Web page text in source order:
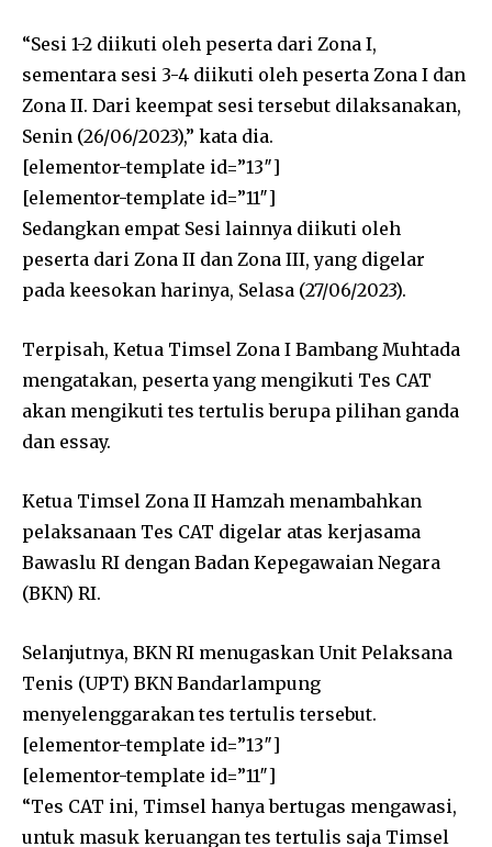
“Sesi 1-2 diikuti oleh peserta dari Zona I,
sementara sesi 3-4 diikuti oleh peserta Zona I dan
Zona II. Dari keempat sesi tersebut dilaksanakan,
Senin (26/06/2023),” kata dia.
[elementor-template id=”13″]
[elementor-template id=”11″]
Sedangkan empat Sesi lainnya diikuti oleh
peserta dari Zona II dan Zona III, yang digelar
pada keesokan harinya, Selasa (27/06/2023).
Terpisah, Ketua Timsel Zona I Bambang Muhtada
mengatakan, peserta yang mengikuti Tes CAT
akan mengikuti tes tertulis berupa pilihan ganda
dan essay.
Ketua Timsel Zona II Hamzah menambahkan
pelaksanaan Tes CAT digelar atas kerjasama
Bawaslu RI dengan Badan Kepegawaian Negara
(BKN) RI.
Selanjutnya, BKN RI menugaskan Unit Pelaksana
Tenis (UPT) BKN Bandarlampung
menyelenggarakan tes tertulis tersebut.
[elementor-template id=”13″]
[elementor-template id=”11″]
“Tes CAT ini, Timsel hanya bertugas mengawasi,
untuk masuk keruangan tes tertulis saja Timsel